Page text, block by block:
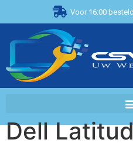
Voor 16:00
Dell